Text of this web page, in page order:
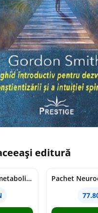
editură
Pachet Inflamație metabolism și creier
Pachet